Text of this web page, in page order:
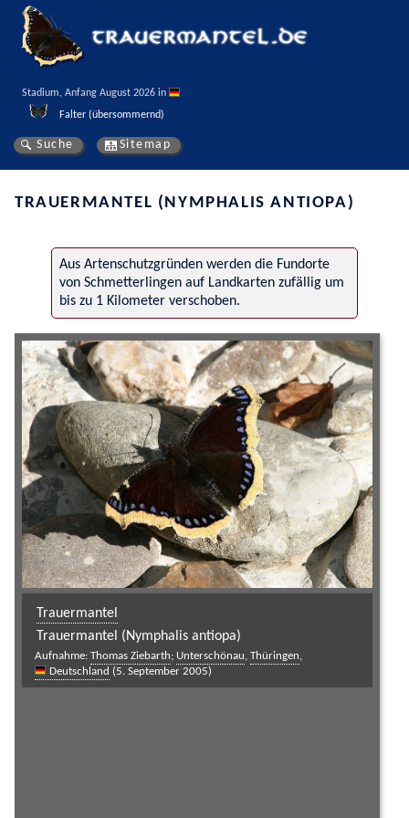
Stadium, Anfang August 2026 in
Falter (übersommernd)
Suche Sitemap
TRAUERMANTEL (NYMPHALIS ANTIOPA)
Aus Artenschutzgründen werden die Fundorte
von Schmetterlingen auf Landkarten zufällig um
bis zu 1 Kilometer verschoben.
Trauermantel
Trauermantel (Nymphalis antiopa)
Aufnahme:Thomas Ziebarth; Unterschönau,Thüringen,
Deutschland (5. September 2005)